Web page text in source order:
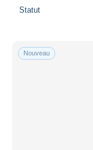
Statut
Nouveau